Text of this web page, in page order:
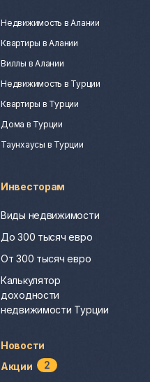
Недвижимость в Алании
Квартиры в Алании
Виллы в Алании
Недвижимость в Турции
Квартиры в Турции
Дома в Турции
Таунхаусы в Турции
Инвесторам
Виды недвижимости
До 300 тысяч евро
От 300 тысяч евро
Калькулятор
доходности
недвижимости Турции
Новости
Акции
2